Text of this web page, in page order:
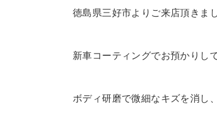
徳島県三好市よりご来店頂きまし
新車コーティングでお預かりし
ボディ研磨で微細なキズを消し